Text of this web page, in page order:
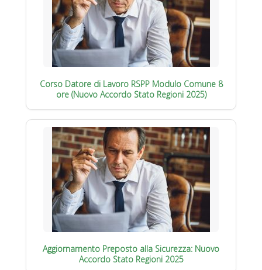
Corso Datore di Lavoro RSPP Modulo Comune 8
ore (Nuovo Accordo Stato Regioni 2025)
Aggiornamento Preposto alla Sicurezza: Nuovo
Accordo Stato Regioni 2025